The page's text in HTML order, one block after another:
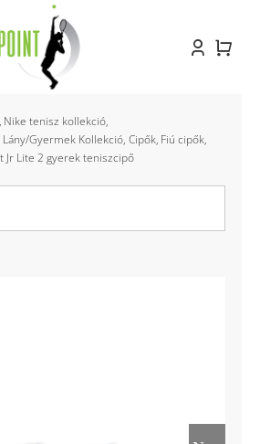
Nike tenisz kollekció
Lány/Gyermek Kollekció Cipők Fiú cipők
Jr Lite 2 gyerek teniszcipő